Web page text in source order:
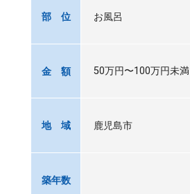
部 位 お風呂
金 額 50万円〜100万円未満
地 域 鹿児島市
築年数